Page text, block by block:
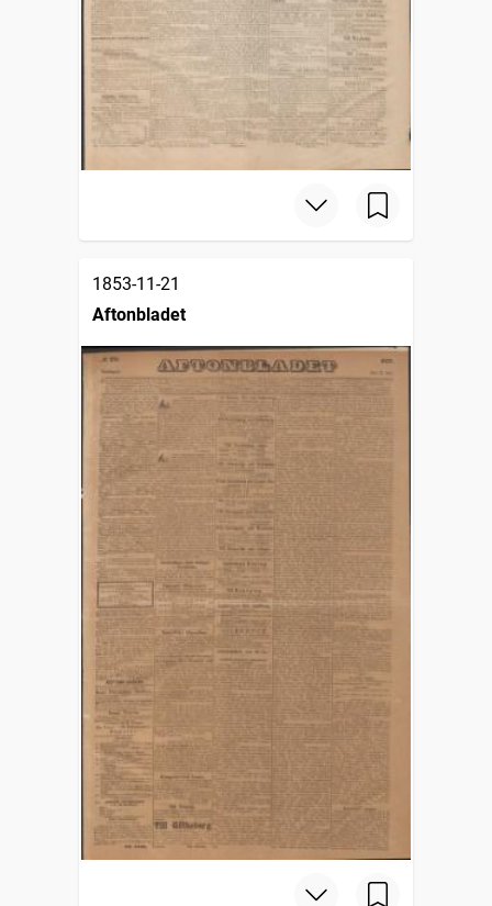
1853-11-21
Aftonbladet